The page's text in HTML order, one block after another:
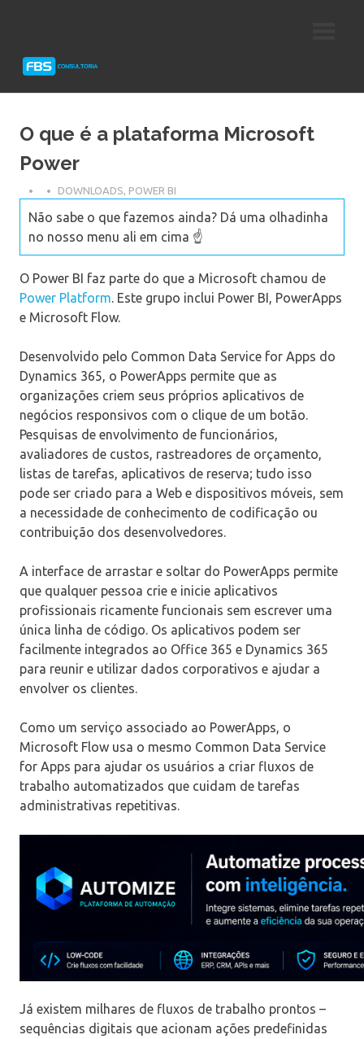
Protheus
O que é a plataforma Microsoft
Power
DOWNLOADS, POWER BI
Não sabe o que fazemos ainda? Dá uma olhadinha
no nosso menu ali em cima ☝️
O Power BI faz parte do que a Microsoft chamou de
Power Platform. Este grupo inclui Power BI, PowerApps
e Microsoft Flow.
Desenvolvido pelo Common Data Service for Apps do
Dynamics 365, o PowerApps permite que as
organizações criem seus próprios aplicativos de
negócios responsivos com o clique de um botão.
Pesquisas de envolvimento de funcionários,
avaliadores de custos, rastreadores de orçamento,
listas de tarefas, aplicativos de reserva; tudo isso
pode ser criado para a Web e dispositivos móveis, sem
a necessidade de conhecimento de codificação ou
contribuição dos desenvolvedores.
A interface de arrastar e soltar do PowerApps permite
que qualquer pessoa crie e inicie aplicativos
profissionais ricamente funcionais sem escrever uma
única linha de código. Os aplicativos podem ser
facilmente integrados ao Office 365 e Dynamics 365
para reunir e utilizar dados corporativos e ajudar a
envolver os clientes.
Como um serviço associado ao PowerApps, o
Microsoft Flow usa o mesmo Common Data Service
for Apps para ajudar os usuários a criar fluxos de
trabalho automatizados que cuidam de tarefas
administrativas repetitivas.
Já existem milhares de fluxos de trabalho prontos –
sequências digitais que acionam ações predefinidas